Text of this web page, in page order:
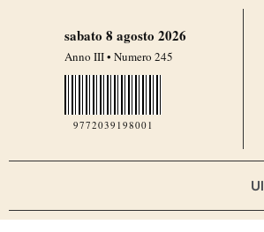
sabato 8 agosto 2026
Anno III • Numero 245
9772039198001